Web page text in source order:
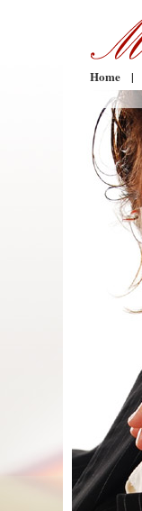
Home |